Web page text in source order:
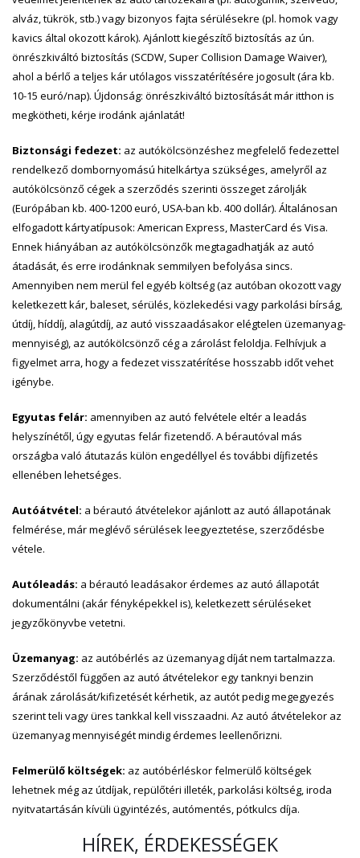
alváz, tükrök, stb.) vagy bizonyos fajta sérülésekre (pl. homok vagy
kavics által okozott károk). Ajánlott kiegészítő biztosítás az ún.
önrészkiváltó biztosítás (SCDW, Super Collision Damage Waiver),
ahol a bérlő a teljes kár utólagos visszatérítésére jogosult (ára kb.
10-15 euró/nap). Újdonság: önrészkiváltó biztosítását már itthon is
megkötheti, kérje irodánk ajánlatát!
Biztonsági fedezet: az autókölcsönzéshez megfelelő fedezettel
rendelkező dombornyomású hitelkártya szükséges, amelyről az
autókölcsönző cégek a szerződés szerinti összeget zárolják
(Európában kb. 400-1200 euró, USA-ban kb. 400 dollár). Általánosan
elfogadott kártyatípusok: American Express, MasterCard és Visa.
Ennek hiányában az autókölcsönzők megtagadhatják az autó
átadását, és erre irodánknak semmilyen befolyása sincs.
Amennyiben nem merül fel egyéb költség (az autóban okozott vagy
keletkezett kár, baleset, sérülés, közlekedési vagy parkolási bírság,
útdíj, híddíj, alagútdíj, az autó visszaadásakor elégtelen üzemanyag-
mennyiség), az autókölcsönző cég a zárolást feloldja. Felhívjuk a
figyelmet arra, hogy a fedezet visszatérítése hosszabb időt vehet
igénybe.
Egyutas felár: amennyiben az autó felvétele eltér a leadás
helyszínétől, úgy egyutas felár fizetendő. A bérautóval más
országba való átutazás külön engedéllyel és további díjfizetés
ellenében lehetséges.
Autóátvétel: a bérautó átvételekor ajánlott az autó állapotának
felmérése, már meglévő sérülések leegyeztetése, szerződésbe
vétele.
Autóleadás: a bérautó leadásakor érdemes az autó állapotát
dokumentálni (akár fényképekkel is), keletkezett sérüléseket
jegyzőkönyvbe vetetni.
Üzemanyag: az autóbérlés az üzemanyag díját nem tartalmazza.
Szerződéstől függően az autó átvételekor egy tanknyi benzin
árának zárolását/kifizetését kérhetik, az autót pedig megegyezés
szerint teli vagy üres tankkal kell visszaadni. Az autó átvételekor az
üzemanyag mennyiségét mindig érdemes leellenőrizni.
Felmerülő költségek: az autóbérléskor felmerülő költségek
lehetnek még az útdíjak, repülőtéri illeték, parkolási költség, iroda
nyitvatartásán kívüli ügyintézés, autómentés, pótkulcs díja.
HÍREK, ÉRDEKESSÉGEK